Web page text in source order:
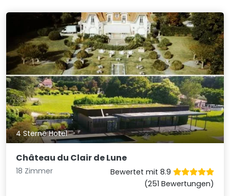
4 Sterne Hotel
Château du Clair de Lune
18 Zimmer
Bewertet mit 8.9
(251 Bewertungen)